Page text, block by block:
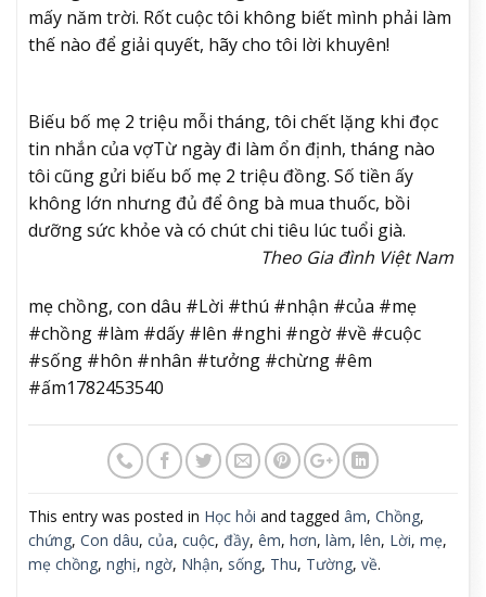
mấy năm trời. Rốt cuộc tôi không biết mình phải làm
thế nào để giải quyết, hãy cho tôi lời khuyên!
Biếu bố mẹ 2 triệu mỗi tháng, tôi chết lặng khi đọc
tin nhắn của vợTừ ngày đi làm ổn định, tháng nào
tôi cũng gửi biếu bố mẹ 2 triệu đồng. Số tiền ấy
không lớn nhưng đủ để ông bà mua thuốc, bồi
dưỡng sức khỏe và có chút chi tiêu lúc tuổi già.
Theo Gia đình Việt Nam
mẹ chồng, con dâu #Lời #thú #nhận #của #mẹ
#chồng #làm #dấy #lên #nghi #ngờ #về #cuộc
#sống #hôn #nhân #tưởng #chừng #êm
#ấm1782453540
This entry was posted in Học hỏi and tagged âm, Chồng,
chứng, Con dâu, của, cuộc, đầy, êm, hơn, làm, lên, Lời, mẹ,
mẹ chồng, nghị, ngờ, Nhận, sống, Thu, Tường, về.